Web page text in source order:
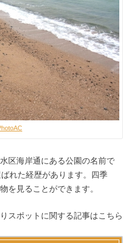
区海岸通にある公園の名前で
れた経歴があります。四季
を見ることができます。
スポットに関する記事はこちら